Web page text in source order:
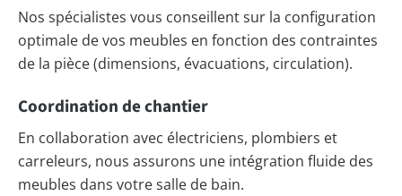
Nos spécialistes vous conseillent sur la configuration
optimale de vos meubles en fonction des contraintes
de la pièce (dimensions, évacuations, circulation).
Coordination de chantier
En collaboration avec électriciens, plombiers et
carreleurs, nous assurons une intégration fluide des
meubles dans votre salle de bain.